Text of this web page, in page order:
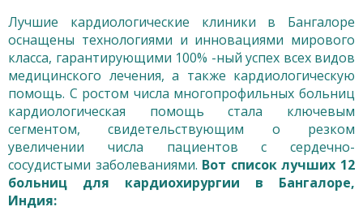
Лучшие кардиологические клиники в Бангалоре
оснащены технологиями и инновациями мирового
класса, гарантирующими 100% -ный успех всех видов
медицинского лечения, а также кардиологическую
помощь. С ростом числа многопрофильных больниц
кардиологическая помощь стала ключевым
сегментом, свидетельствующим о резком
увеличении числа пациентов с сердечно-
сосудистыми заболеваниями. Вот список лучших 12
больниц для кардиохирургии в Бангалоре,
Индия: